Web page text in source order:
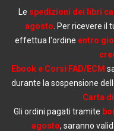
Le spedizioni dei libri
agosto . Per ricevere
effettua l'ordine entro
Ebook e Corsi FAD/ECM
durante la sospensione
Carta
Gli ordini pagati tramite
agosto, saranno